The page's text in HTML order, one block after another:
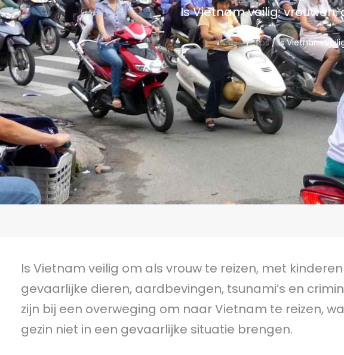
Is Vietnam veilig:
Home/Tips/ Is Vietnam
Is Vietnam veilig om als vrouw te reizen, met
gevaarlijke dieren, aardbevingen, tsunami’s en
zijn bij een overweging om naar Vietnam te reizen,
gezin niet in een gevaarlijke situatie brengen.